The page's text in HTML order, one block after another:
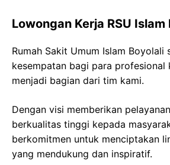
Lowongan Kerja RSU Islam
Rumah Sakit Umum Islam Boyolali
kesempatan bagi para profesional
menjadi bagian dari tim kami.
Dengan visi memberikan
berkualitas tinggi kepada
berkomitmen untuk menciptakan
yang mendukung dan inspiratif.